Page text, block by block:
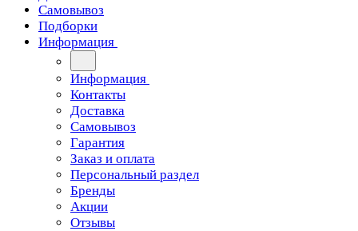
Самовывоз
Подборки
Информация
Информация
Контакты
Доставка
Самовывоз
Гарантия
Заказ и оплата
Персональный раздел
Бренды
Акции
Отзывы